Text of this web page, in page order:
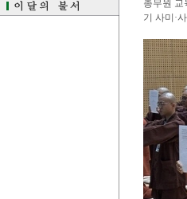
총무원 교
기 사미·